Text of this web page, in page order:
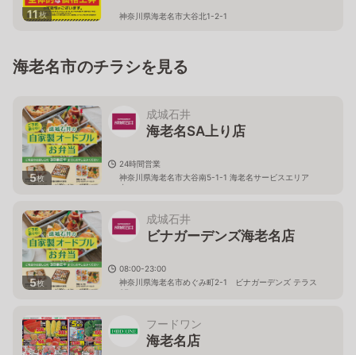
11枚 神奈川県海老名市大谷北1-2-1
海老名市のチラシを見る
5枚
成城石井
海老名SA上り店
24時間営業
神奈川県海老名市大谷南5-1-1 海老名サービスエリア
内
5枚
成城石井
ビナガーデンズ海老名店
08:00-23:00
神奈川県海老名市めぐみ町2-1 ビナガーデンズ テラス
3F
フードワン
海老名店